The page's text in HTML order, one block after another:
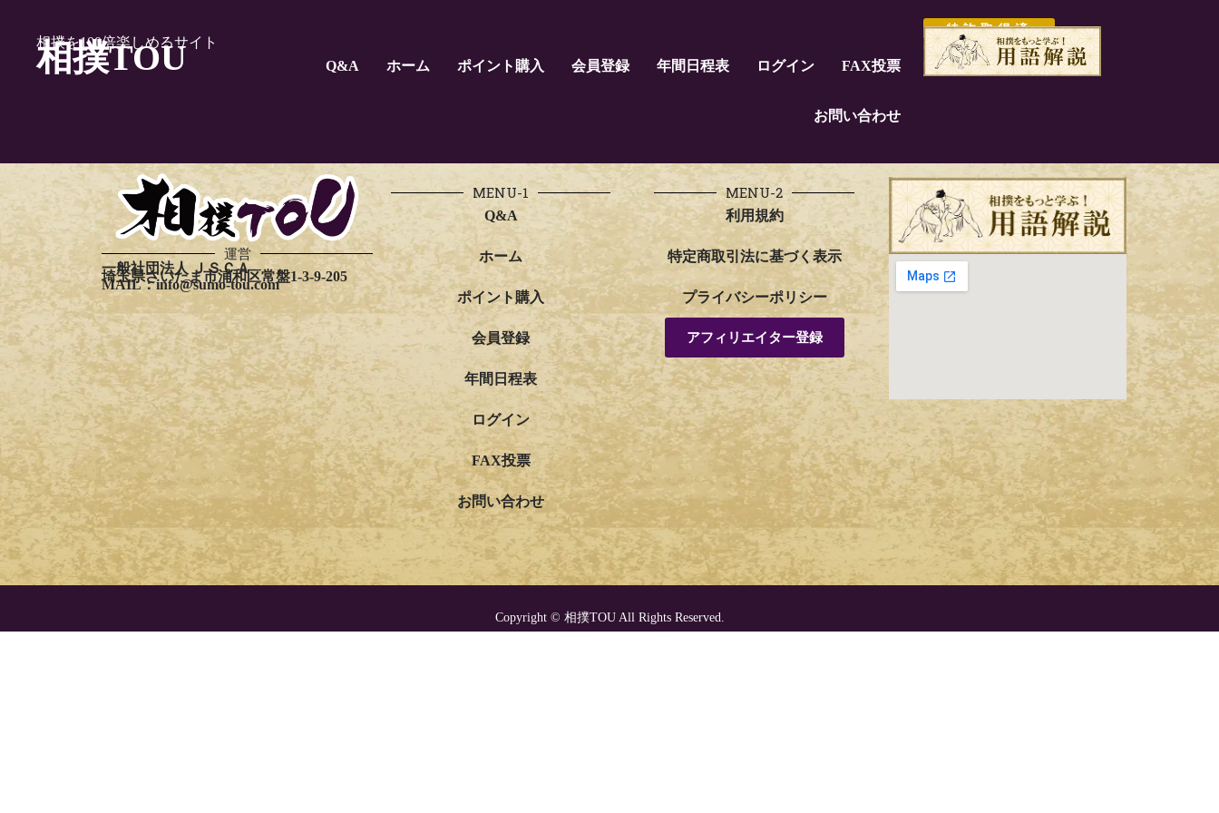
相撲を100倍楽しめるサイト
相撲TOU Q&A ホーム ポイント購入 会員登録 年間日程表 ログイン FAX投票
お問い合わせ
特許取得済
MailPoetページ
[mailpoet_page]
運営
一般社団法人 ＪＳＣＡ
埼玉県さいたま市浦和区常盤1-3-9-205
MAIL：info@sumo-tou.com
MENU-1
Q&A
ホーム
ポイント購入
会員登録
年間日程表
ログイン
FAX投票
お問い合わせ
MENU-2
利用規約
特定商取引法に基づく表示
プライバシーポリシー
アフィリエイター登録
Copyright © 相撲TOU All Rights Reserved.